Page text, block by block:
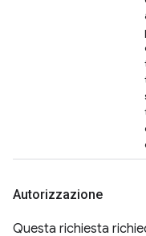
Autorizzazione
Questa richiesta